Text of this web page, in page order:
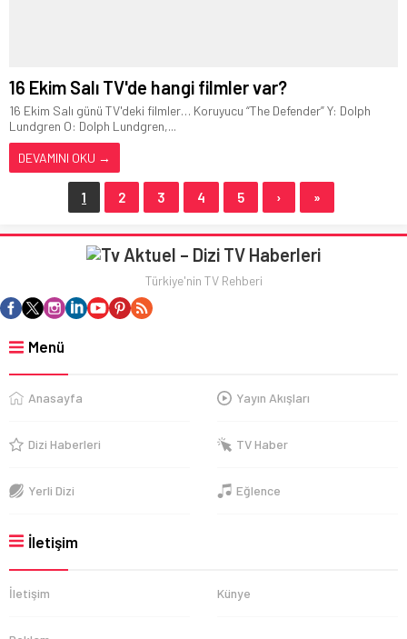
16 Ekim Salı TV'de hangi filmler var?
16 Ekim Salı günü TV'deki filmler… Koruyucu “The Defender” Y: Dolph
Lundgren O: Dolph Lundgren,...
DEVAMINI OKU →
1 2 3 4 5 › »
Türkiye'nin TV Rehberi
Menü
Anasayfa Yayın Akışları
Dizi Haberleri TV Haber
Yerli Dizi Eğlence
İletişim
İletişim Künye